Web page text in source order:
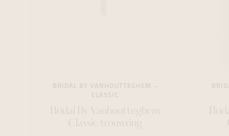
BRIDAL BY VANHOUTTEGHEM
CLASSIC
Bridal By Vanhoutteghem
Classic trouwring